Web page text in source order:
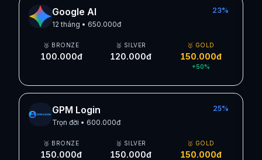
Google AI
12 tháng • 650.000đ
23%
🥉 BRONZE
100.000đ
🥈 SILVER
120.000đ
🥇 GOLD
150.000đ
+50%
GPM Login
Trọn đời • 600.000đ
25%
🥉 BRONZE
150.000đ
🥈 SILVER
150.000đ
🥇 GOLD
150.000đ